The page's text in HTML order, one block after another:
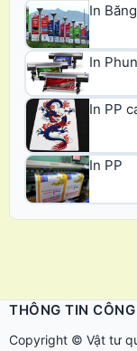
In
In
In PP
In PP
THÔNG TIN
Copyright © Vật tư